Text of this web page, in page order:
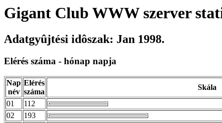
Gigant Club WWW szerver
Adatgyûjtési idôszak: Jan 1998.
Elérés száma - hónap napja
Nap
név
Elérés
száma
Skála
01
112
02
193